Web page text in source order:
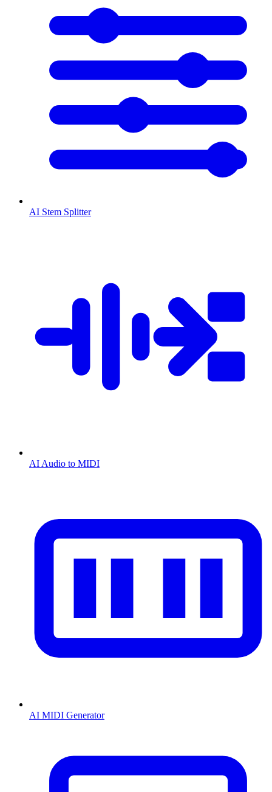
AI Stem Splitter
AI Audio to MIDI
AI MIDI Generator